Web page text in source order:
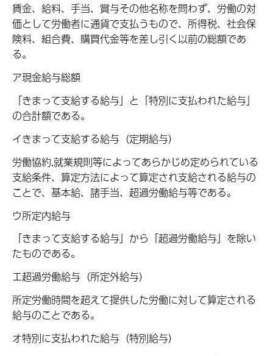
賃金、給料、手当、賞与その他名称を問わず、労働の対
価として労働者に通貨で支払うもので、所得税、社会保
険料、組合費、購買代金等を差し引く以前の総額であ
る。
ア現金給与総額
「きまって支給する給与」と「特別に支払われた給与」
の合計額である。
イきまって支給する給与（定期給与）
労働協約,就業規則等によってあらかじめ定められている
支給条件、算定方法によって算定され支給される給与の
ことで、基本給、諸手当、超過労働給与等である。
ウ所定内給与
「きまって支給する給与」から「超過労働給与」を除い
たものである。
エ超過労働給与（所定外給与）
所定労働時間を超えて提供した労働に対して算定される
給与のことである。
オ特別に支払われた給与（特別給与）